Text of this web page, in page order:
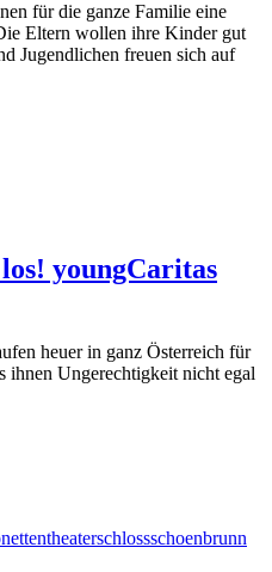
für die ganze Familie eine
Eltern wollen ihre Kinder gut
Jugendlichen freuen sich auf
youngCaritas
heuer in ganz Österreich für
ihnen Ungerechtigkeit nicht egal